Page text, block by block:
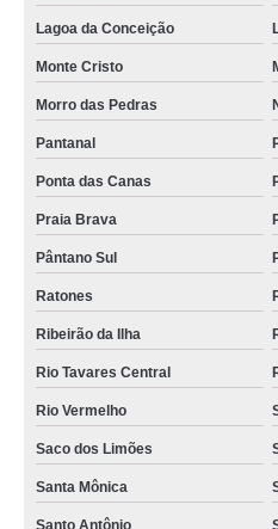
aluguel de mobiliario para festa
locação de poltronas perto de mim
valor de locação de poltronas perto de
aluguel de plantas para evento valor
aluguel de moveis para eventos
locação de móveis para casamento
aluguel de plantas para evento valor
locação de poltronas perto de mim
locação de plantas Alto Ribeirão
valor de aluguel de mobiliario para
aluguel de móveis para evento valor
valor de locação de mobiliario Canto
valor de locação de poltronas perto
Lagoa da Conceição
Monte Cristo
Morro das Pedras
Pantanal
Ponta das Canas
Praia Brava
Pântano Sul
Ratones
Ribeirão da Ilha
Rio Tavares Central
Rio Vermelho
Saco dos Limões
Santa Mônica
Santo Antônio